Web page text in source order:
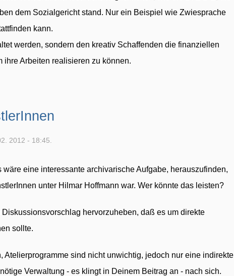
dem Sozialgericht stand. Nur ein Beispiel wie Zwiesprache
kann.
werden, sondern den kreativ Schaffenden die finanziellen
ihre Arbeiten realisieren zu können.
2012 - 18:45.
eine interessante archivarische Aufgabe, herauszufinden,
unter Hilmar Hoffmann war. Wer könnte das leisten?
hervorzuheben, daß es um direkte
sollte.
Atelierprogramme sind nicht unwichtig, jedoch nur eine indirekte
Verwaltung - es klingt in Deinem Beitrag an - nach sich.